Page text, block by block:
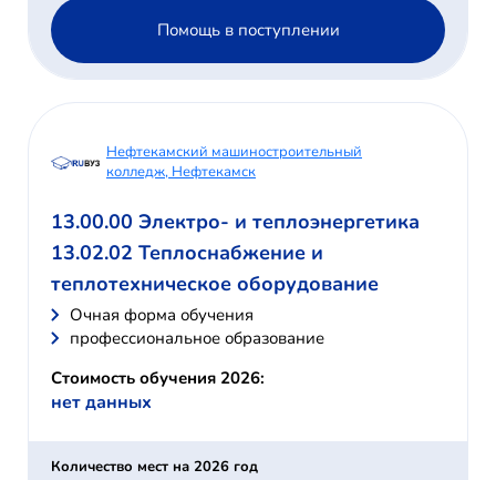
Помощь в поступлении
Нефтекамский машиностроительный
колледж, Нефтекамск
13.00.00 Электро- и теплоэнергетика
13.02.02 Теплоснабжение и
теплотехническое оборудование
Очная форма обучения
профессиональное образование
Стоимость обучения 2026:
нет данных
Количество мест на 2026 год